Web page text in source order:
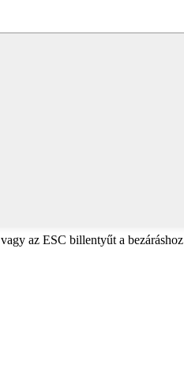
az ESC billentyűt a bezáráshoz